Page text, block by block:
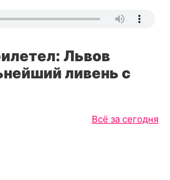
Львов
ливень с
Всё за сегодня